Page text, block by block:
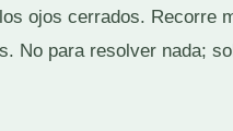
ojos cerrados. Recorre
No para resolver nada;